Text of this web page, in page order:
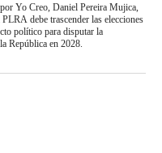
Yo Creo, Daniel Pereira Mujica,
debe trascender las elecciones
político para disputar la
República en 2028.